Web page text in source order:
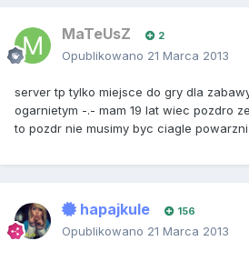
MaTeUsZ 2
Opublikowano 21 Marca 2013
server tp tylko miejsce do gry dla
ogarnietym -.- mam 19 lat wiec pozdro
to pozdr nie musimy byc ciagle powarzni
hapajkule 156
Opublikowano 21 Marca 2013